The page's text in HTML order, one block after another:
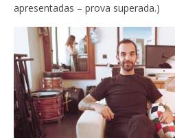
apresentadas – prova superada.)